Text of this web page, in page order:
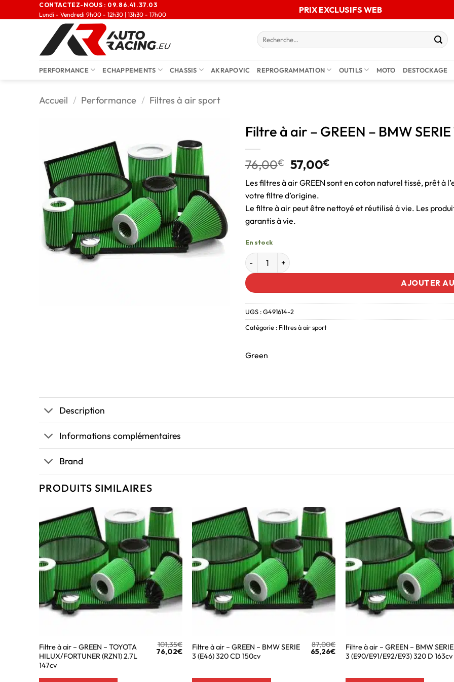
CONTACTEZ-NOUS : 09.86.41.37.03
Lundi - Vendredi 9h00 - 12h30 | 13h30 - 17h00
PRIX EXCLUSIFS WEB
PERFORMANCE ECHAPPEMENTS CHASSIS AKRAPOVIC REPROGRAMMATION OUTILS MOTO DESTOCKAGE
Accueil / Performance / Filtres à air sport
Filtre à air – GREEN – BMW
76,00€ 57,00€
Les filtres à air GREEN sont en coton naturel tissé, prêt à
votre filtre d’origine.
Le filtre à air peut être nettoyé et réutilisé à vie. Les
garantis à vie.
En stock
AJOUTER
UGS :G491614-2
Catégorie : Filtres à air sport
Green
Description
Informations complémentaires
Brand
PRODUITS SIMILAIRES
Filtre à air – GREEN – TOYOTA
HILUX/FORTUNER (RZN1) 2.7L
147cv
101,35€
76,02€
Filtre à air – GREEN – BMW SERIE
3 (E46) 320 CD 150cv
87,00€
65,26€
Filtre à air – GREEN – BMW SERIE
3 (E90/E91/E92/E93) 320 D 163cv